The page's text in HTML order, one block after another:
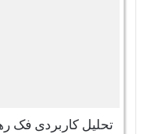
تحلیل کاربردی فک